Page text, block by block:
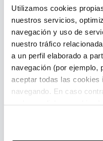
Utilizamos cookies
nuestros servicios,
navegación y uso de
nuestro tráfico
a un perfil elaborado a
navegación (por ejemplo,
aceptar todas las cookies
navegando. En caso
La mala climatización
se conoce como
afectarnos este
podemos sobrellevarlo?